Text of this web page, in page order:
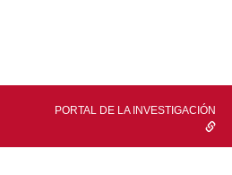
PORTAL DE LA INVESTIGACIÓN